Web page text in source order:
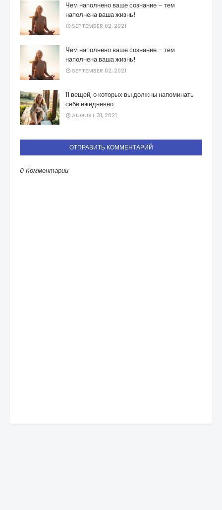
Чем наполнено ваше сознание – тем
наполнена ваша жизнь!
SEPTEMBER 02, 2021
Чем наполнено ваше сознание – тем
наполнена ваша жизнь!
SEPTEMBER 02, 2021
11 вещей, о которых вы должны напоминать
себе ежедневно
AUGUST 31, 2021
ОТПРАВИТЬ КОММЕНТАРИЙ
0 Комментарии